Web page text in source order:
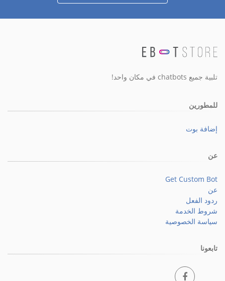
تلبية جميع chatbots في مكان واحد!
للمطورين
إضافة بوت
عن
Get Custom Bot
عن
ردود الفعل
شروط الخدمة
سياسة الخصوصية
تابعونا